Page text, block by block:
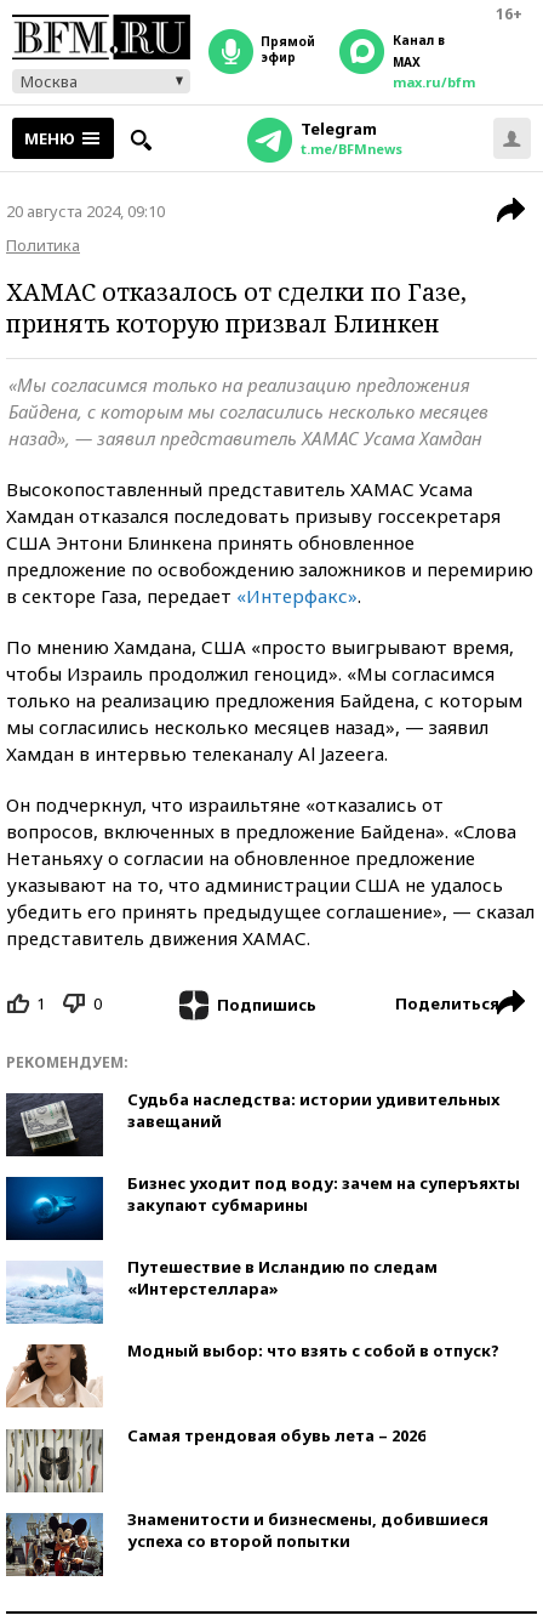
16+
Москва
прямой
эфир
Канал в
MAX
max.ru/bfm
МЕНЮ Telegram
t.me/BFMnews
20 августа 2024, 09:10
Политика
ХАМАС отказалось от сделки по Газе,
принять которую призвал Блинкен
«Мы согласимся только на реализацию предложения
Байдена, с которым мы согласились несколько месяцев
назад», — заявил представитель ХАМАС Усама Хамдан
Высокопоставленный представитель ХАМАС Усама
Хамдан отказался последовать призыву госсекретаря
США Энтони Блинкена принять обновленное
предложение по освобождению заложников и перемирию
в секторе Газа, передает «Интерфакс».
По мнению Хамдана, США «просто выигрывают время,
чтобы Израиль продолжил геноцид». «Мы согласимся
только на реализацию предложения Байдена, с которым
мы согласились несколько месяцев назад», — заявил
Хамдан в интервью телеканалу Al Jazeera.
Он подчеркнул, что израильтяне «отказались от
вопросов, включенных в предложение Байдена». «Слова
Нетаньяху о согласии на обновленное предложение
указывают на то, что администрации США не удалось
убедить его принять предыдущее соглашение», — сказал
представитель движения ХАМАС.
1 0 Подпишись Поделиться
РЕКОМЕНДУЕМ:
Судьба наследства: истории удивительных
завещаний
Бизнес уходит под воду: зачем на суперъяхты
закупают субмарины
Путешествие в Исландию по следам
«Интерстеллара»
Модный выбор: что взять с собой в отпуск?
Самая трендовая обувь лета – 2026
Знаменитости и бизнесмены, добившиеся
успеха со второй попытки